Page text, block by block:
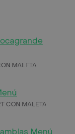
MALETA
CON MALETA
Menú